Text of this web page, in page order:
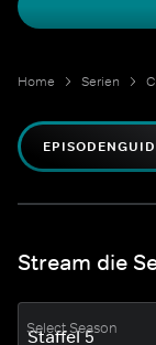
Home Serien
Stream die
Select Season